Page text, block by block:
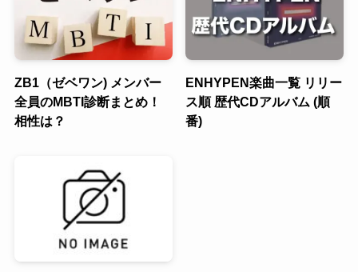
ZB1（ゼベワン) メンバー
全員のMBTI診断まとめ！
相性は？
ENHYPEN楽曲一覧 リリー
ス順 歴代CDアルバム (順
番)